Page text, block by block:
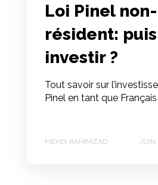
Loi Pinel non-
résident:
investir ?
Tout savoir sur
Pinel en tant que
MEHDI RAHIMZAD JUIN